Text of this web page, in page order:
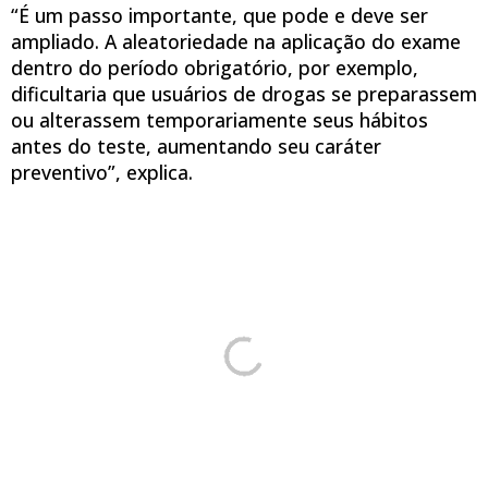
“É um passo importante, que pode e deve ser
ampliado. A aleatoriedade na aplicação do exame
dentro do período obrigatório, por exemplo,
dificultaria que usuários de drogas se preparassem
ou alterassem temporariamente seus hábitos
antes do teste, aumentando seu caráter
preventivo”, explica.